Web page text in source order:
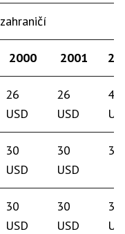
2000 2001
26
USD
26
USD
40
30
USD
30
USD
30
30
USD
30
USD
35